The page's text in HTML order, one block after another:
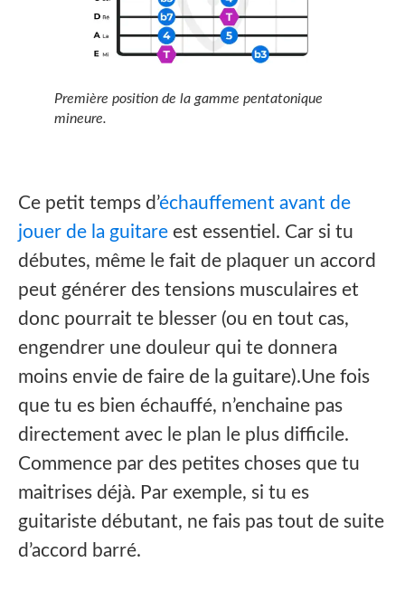
Première position de la gamme pentatonique
mineure.
Ce petit temps d’échauffement avant de
jouer de la guitare est essentiel. Car si tu
débutes, même le fait de plaquer un accord
peut générer des tensions musculaires et
donc pourrait te blesser (ou en tout cas,
engendrer une douleur qui te donnera
moins envie de faire de la guitare).Une fois
que tu es bien échauffé, n’enchaine pas
directement avec le plan le plus difficile.
Commence par des petites choses que tu
maitrises déjà. Par exemple, si tu es
guitariste débutant, ne fais pas tout de suite
d’accord barré.